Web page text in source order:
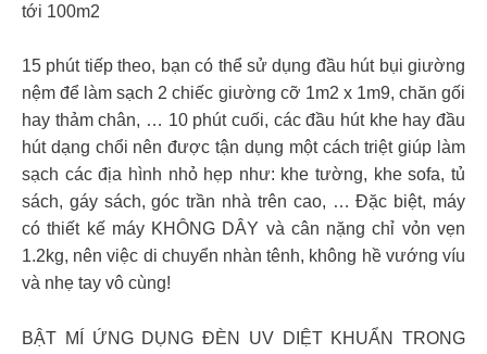
tới 100m2
15 phút tiếp theo, bạn có thể sử dụng đầu hút bụi giường
nệm để làm sạch 2 chiếc giường cỡ 1m2 x 1m9, chăn gối
hay thảm chân, … 10 phút cuối, các đầu hút khe hay đầu
hút dạng chổi nên được tận dụng một cách triệt giúp làm
sạch các địa hình nhỏ hẹp như: khe tường, khe sofa, tủ
sách, gáy sách, góc trần nhà trên cao, … Đặc biệt, máy
có thiết kế máy KHÔNG DÂY và cân nặng chỉ vỏn vẹn
1.2kg, nên việc di chuyển nhàn tênh, không hề vướng víu
và nhẹ tay vô cùng!
BẬT MÍ ỨNG DỤNG ĐÈN UV DIỆT KHUẨN TRONG